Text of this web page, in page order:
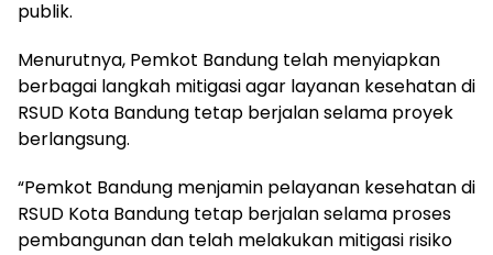
publik.
Menurutnya, Pemkot Bandung telah menyiapkan
berbagai langkah mitigasi agar layanan kesehatan di
RSUD Kota Bandung tetap berjalan selama proyek
berlangsung.
“Pemkot Bandung menjamin pelayanan kesehatan di
RSUD Kota Bandung tetap berjalan selama proses
pembangunan dan telah melakukan mitigasi risiko